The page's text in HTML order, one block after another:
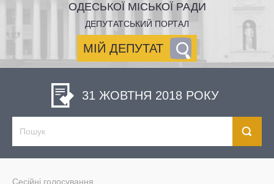
ОДЕСЬКОЇ МІСЬКОЇ РАДИ
ДЕПУТАТСЬКИЙ ПОРТАЛ
МІЙ ДЕПУТАТ
31 ЖОВТНЯ 2018 РОКУ
Сесійні голосування